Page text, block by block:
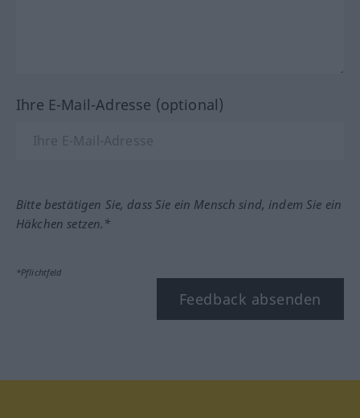
Ihre E-Mail-Adresse (optional)
Bitte bestätigen Sie, dass Sie ein Mensch sind, indem Sie ein
Häkchen setzen.*
*Pflichtfeld
Feedback absenden